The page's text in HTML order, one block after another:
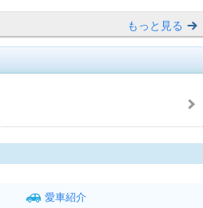
もっと見る
愛車紹介